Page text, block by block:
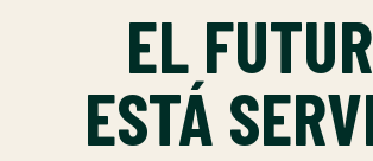
EL
ESTÁ